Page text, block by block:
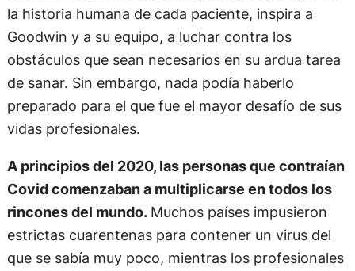
la historia humana de cada paciente, inspira a
Goodwin y a su equipo, a luchar contra los
obstáculos que sean necesarios en su ardua tarea
de sanar. Sin embargo, nada podía haberlo
preparado para el que fue el mayor desafío de sus
vidas profesionales.
A principios del 2020, las personas que contraían
Covid comenzaban a multiplicarse en todos los
rincones del mundo. Muchos países impusieron
estrictas cuarentenas para contener un virus del
que se sabía muy poco, mientras los profesionales